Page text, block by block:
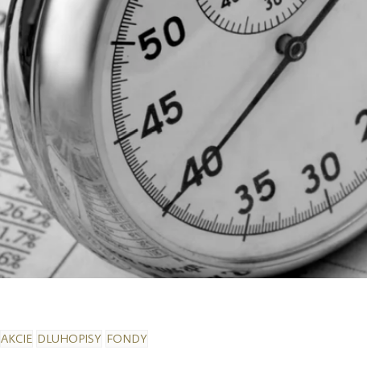
AKCIE DLUHOPISY FONDY